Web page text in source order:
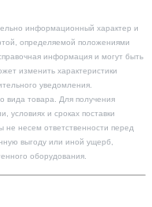
информационный характер и
определяемой положениями
информация и могут быть
изменить характеристики
уведомления.
вида товара. Для получения
условиях и сроках поставки
несем ответственности перед
выгоду или иной ущерб,
оборудования.